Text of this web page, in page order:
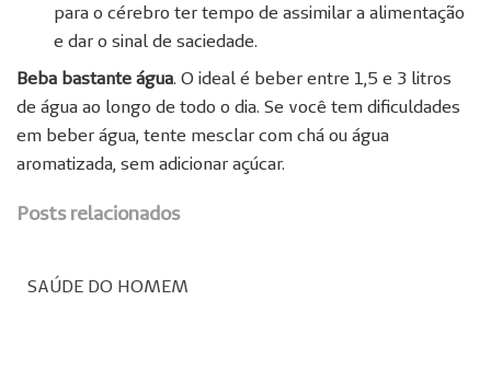
para o cérebro ter tempo de assimilar a alimentação
e dar o sinal de saciedade.
Beba bastante água. O ideal é beber entre 1,5 e 3 litros
de água ao longo de todo o dia. Se você tem dificuldades
em beber água, tente mesclar com chá ou água
aromatizada, sem adicionar açúcar.
Posts relacionados
SAÚDE DO HOMEM